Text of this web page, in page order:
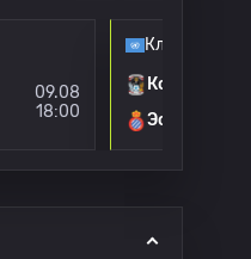
09.08
18:00
Клубные
Ковентри
Эспаньол